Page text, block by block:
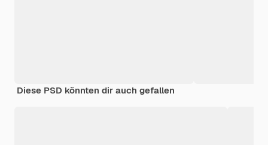
Diese PSD könnten dir auch gefallen